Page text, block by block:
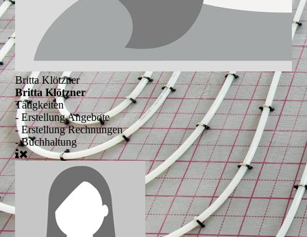
Britta Klötzner
Britta Klötzner
Tätigkeiten
- Erstellung Angebote
- Erstellung Rechnungen
- Buchhaltung